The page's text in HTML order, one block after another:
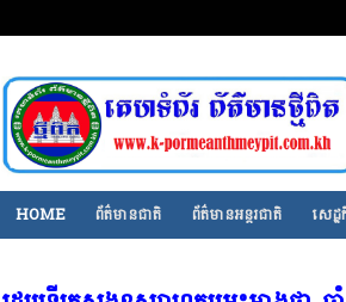
HOME ព័ត៌មានជាតិ ព័ត៌មានអន្តរជាតិ សេដ្ឋ